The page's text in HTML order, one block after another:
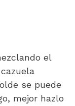
el
se puede
mejor hazlo